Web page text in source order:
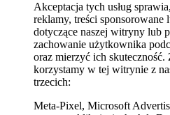
Akceptacja tych usług
reklamy, treści sponsorowane
dotyczące naszej witryny lub
zachowanie użytkownika
oraz mierzyć ich
korzystamy w tej witrynie z
trzecich:
Meta-Pixel, Microsoft